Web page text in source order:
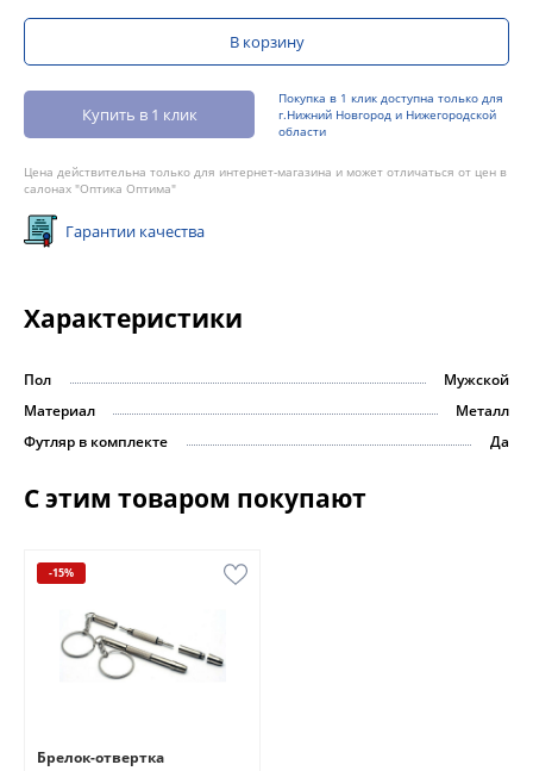
В корзину
Купить в 1 клик
Покупка в 1 клик доступна только для
г.Нижний Новгород и Нижегородской
области
Цена действительна только для интернет-магазина и может отличаться от цен в
салонах "Оптика Оптима"
Гарантии качества
Характеристики
Пол
Мужской
Материал
Металл
Футляр в комплекте
Да
С этим товаром покупают
-15%
Брелок-отвертка